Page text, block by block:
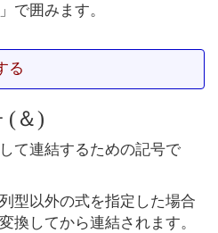
で囲みます。
る
(＆)
て連結するための記号で
型以外の式を指定した場合
換してから連結されます。